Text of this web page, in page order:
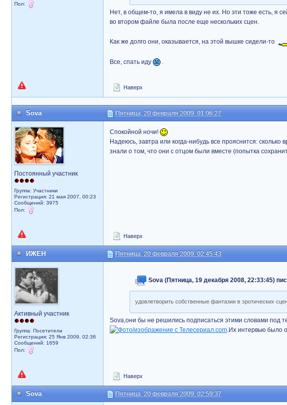
Пол:
Нет, в общем-то, я имела в виду не их. Но эти тоже есть, я
во втором файле была после еще нескольких сцен.
Как же долго они, оказывается, на этой вышке сидели-то
Все, спать иду .
Наверх
Sova Пятница, 20 февраля 2009, 01:06:27
Постоянный участник
Группа: Участники
Регистрация: 21 мая 2007, 00:23
Сообщений: 3975
Пол:
Спокойной ночи!
Надеюсь, завтра или когда-нибудь все прояснится:
знали о том, что они с отцом были вместе (попытка
Наверх
ИЖЕН Пятница, 20 февраля 2009, 02:45:43
Активный участник
Группа: Посетители
Регистрация: 25 Янв 2009, 02:36
Сообщений: 1659
Пол:
Sova (Пятница, 19 декабря 2008, 22:33:45)
удовлетворить собственные фантазии в эротических
Sova,они бы не решились подписаться этими словами под
.Их интервью было
Наверх
Sova Пятница, 20 февраля 2009, 02:59:37